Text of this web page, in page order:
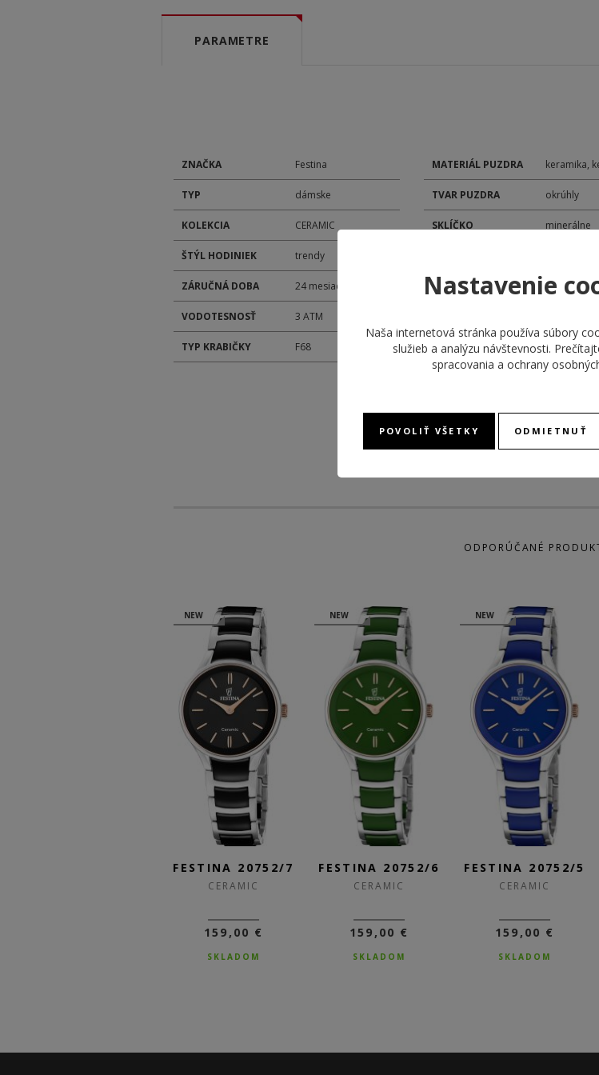
PARAMETRE
ZNAČKA Festina
TYP dámske
KOLEKCIA CERAMIC
ŠTÝL HODINIEK trendy
ZÁRUČNÁ DOBA 24 mesiacov
VODOTESNOSŤ 3 ATM
TYP KRABIČKY F68
MATERIÁL PUZDRA keramika,
TVAR PUZDRA okrúhly
SKLÍČKO minerálne
ROZMER ČÍSELNÍKA 28,5 mm
MATERIÁL
REMIENKA
silikón
ODPORÚČANÉ
NEW
FESTINA 20752/6
CERAMIC
159,00 €
SKLADOM
NEW
FESTINA 20752/5
CERAMIC
159,00 €
SKLADOM
NEW
FESTINA 20752/2
CERAMIC
159,00 €
NA OBJEDNÁVKU
Nastavenie
Naša internetová stránka používa súbory
služieb a analýzu návštevnosti.
spracovania a ochrany
POVOLIŤ VŠETKY ODMIETNUŤ